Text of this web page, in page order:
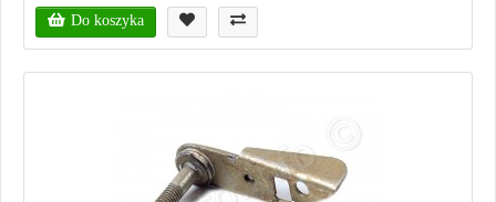
Do koszyka